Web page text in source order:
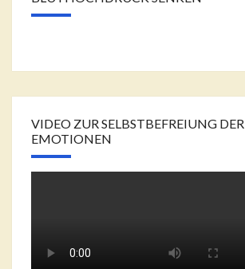
VIDEO ZUR SELBSTBEFREIUNG DER
EMOTIONEN